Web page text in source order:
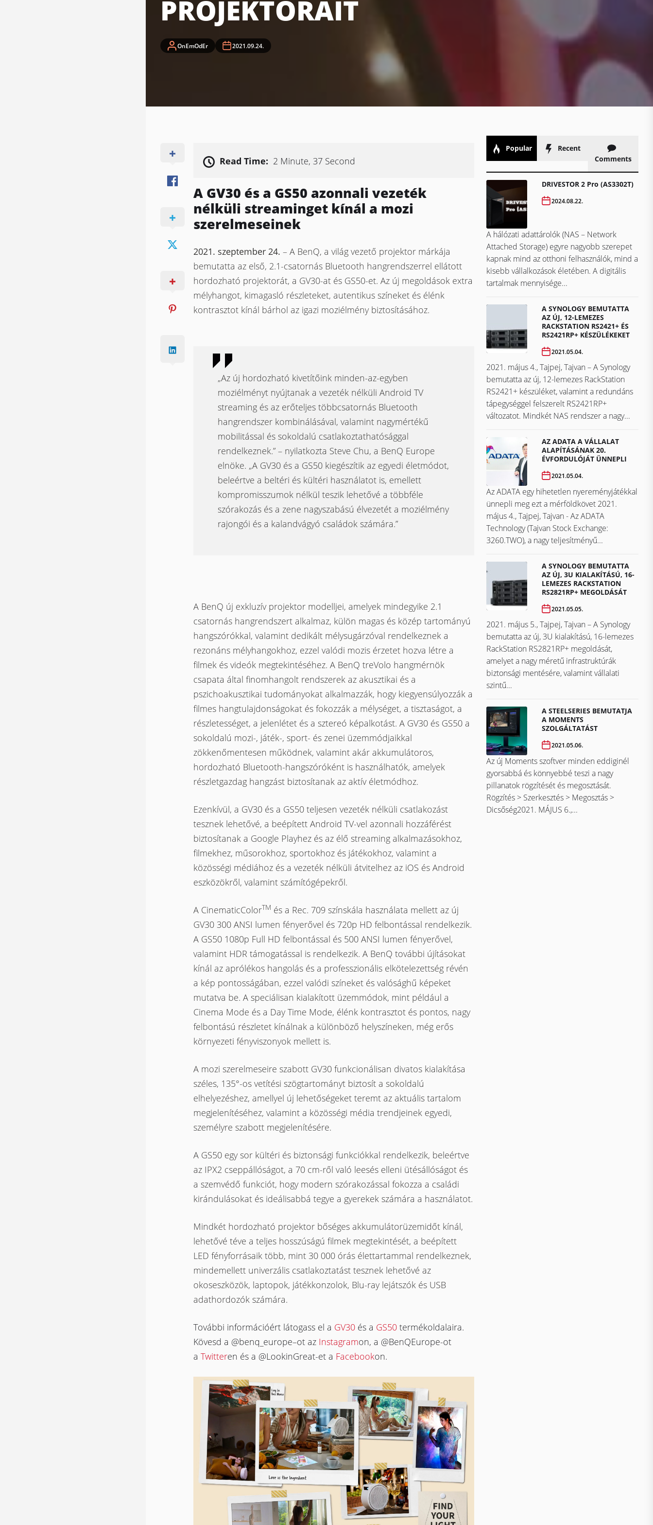
PROJEKTORAIT
OnEmOdEr 2021.09.24.
Read Time: 2 Minute, 37 Second
A GV30 és a GS50 azonnali vezeték
nélküli streaminget kínál a mozi
szerelmeseinek ​​​​​​​
2021. szeptember 24. – A BenQ, a világ vezető projektor márkája
bemutatta az első, 2.1-csatornás Bluetooth hangrendszerrel ellátott
hordozható projektorát, a GV30-at és GS50-et. Az új megoldások extra
mélyhangot, kimagasló részleteket, autentikus színeket és élénk
kontrasztot kínál bárhol az igazi moziélmény biztosításához.
„Az új hordozható kivetítőink minden-az-egyben
moziélményt nyújtanak a vezeték nélküli Android TV
streaming és az erőteljes többcsatornás Bluetooth
hangrendszer kombinálásával, valamint nagymértékű
mobilitással és sokoldalú csatlakoztathatósággal
rendelkeznek.” – nyilatkozta Steve Chu, a BenQ Europe
elnöke. „A GV30 és a GS50 kiegészítik az egyedi életmódot,
beleértve a beltéri és kültéri használatot is, emellett
kompromisszumok nélkül teszik lehetővé a többféle
szórakozás és a zene nagyszabású élvezetét a moziélmény
rajongói és a kalandvágyó családok számára.”
A BenQ új exkluzív projektor modelljei, amelyek mindegyike 2.1
csatornás hangrendszert alkalmaz, külön magas és közép tartományú
hangszórókkal, valamint dedikált mélysugárzóval rendelkeznek a
rezonáns mélyhangokhoz, ezzel valódi mozis érzetet hozva létre a
filmek és videók megtekintéséhez. A BenQ treVolo hangmérnök
csapata által finomhangolt rendszerek az akusztikai és a
pszichoakusztikai tudományokat alkalmazzák, hogy kiegyensúlyozzák a
filmes hangtulajdonságokat és fokozzák a mélységet, a tisztaságot, a
részletességet, a jelenlétet és a sztereó képalkotást. A GV30 és GS50 a
sokoldalú mozi-, játék-, sport- és zenei üzemmódjaikkal
zökkenőmentesen működnek, valamint akár akkumulátoros,
hordozható Bluetooth-hangszóróként is használhatók, amelyek
részletgazdag hangzást biztosítanak az aktív életmódhoz.
Ezenkívül, a GV30 és a GS50 teljesen vezeték nélküli csatlakozást
tesznek lehetővé, a beépített Android TV-vel azonnali hozzáférést
biztosítanak a Google Playhez és az élő streaming alkalmazásokhoz,
filmekhez, műsorokhoz, sportokhoz és játékokhoz, valamint a
közösségi médiához és a vezeték nélküli átvitelhez az iOS és Android
eszközökről, valamint számítógépekről.
A CinematicColorTM és a Rec. 709 színskála használata mellett az új
GV30 300 ANSI lumen fényerővel és 720p HD felbontással rendelkezik.
A GS50 1080p Full HD felbontással és 500 ANSI lumen fényerővel,
valamint HDR támogatással is rendelkezik. A BenQ további újításokat
kínál az aprólékos hangolás és a professzionális elkötelezettség révén
a kép pontosságában, ezzel valódi színeket és valósághű képeket
mutatva be. A speciálisan kialakított üzemmódok, mint például a
Cinema Mode és a Day Time Mode, élénk kontrasztot és pontos, nagy
felbontású részletet kínálnak a különböző helyszíneken, még erős
környezeti fényviszonyok mellett is.
A mozi szerelmeseire szabott GV30 funkcionálisan divatos kialakítása
széles, 135°-os vetítési szögtartományt biztosít a sokoldalú
elhelyezéshez, amellyel új lehetőségeket teremt az aktuális tartalom
megjelenítéséhez, valamint a közösségi média trendjeinek egyedi,
személyre szabott megjelenítésére.
A GS50 egy sor kültéri és biztonsági funkciókkal rendelkezik, beleértve
az IPX2 cseppállóságot, a 70 cm-ről való leesés elleni ütésállóságot és
a szemvédő funkciót, hogy modern szórakozással fokozza a családi
kirándulásokat és ideálisabbá tegye a gyerekek számára a használatot.
Mindkét hordozható projektor bőséges akkumulátorüzemidőt kínál,
lehetővé téve a teljes hosszúságú filmek megtekintését, a beépített
LED fényforrásaik több, mint 30 000 órás élettartammal rendelkeznek,
mindemellett univerzális csatlakoztatást tesznek lehetővé az
okoseszközök, laptopok, játékkonzolok, Blu-ray lejátszók és USB
adathordozók számára.
További információért látogass el a GV30és a GS50termékoldalaira.
Kövesd a @benq_europe–ot az Instagramon, a @BenQEurope-ot
a Twitteren és a @LookinGreat-et a Facebookon.
Popular
Recent
Comments
DRIVESTOR 2 Pro (AS3302T)
2024.08.22.
A hálózati adattárolók (NAS – Network
Attached Storage) egyre nagyobb szerepet
kapnak mind az otthoni felhasználók, mind a
kisebb vállalkozások életében. A digitális
tartalmak mennyisége...
A SYNOLOGY BEMUTATTA
AZ ÚJ, 12-LEMEZES
RACKSTATION RS2421+ ÉS
RS2421RP+ KÉSZÜLÉKEKET
2021.05.04.
2021. május 4., Tajpej, Tajvan – A Synology
bemutatta az új, 12-lemezes RackStation
RS2421+ készüléket, valamint a redundáns
tápegységgel felszerelt RS2421RP+
változatot. Mindkét NAS rendszer a nagy...
AZ ADATA A VÁLLALAT
ALAPÍTÁSÁNAK 20.
ÉVFORDULÓJÁT ÜNNEPLI
2021.05.04.
Az ADATA egy hihetetlen nyereményjátékkal
ünnepli meg ezt a mérföldkövet ​​​​​​​2021.
május 4., Tajpej, Tajvan - Az ADATA
Technology (Tajvan Stock Exchange:
3260.TWO), a nagy teljesítményű...
A SYNOLOGY BEMUTATTA
AZ ÚJ, 3U KIALAKÍTÁSÚ, 16-
LEMEZES RACKSTATION
RS2821RP+ MEGOLDÁSÁT
2021.05.05.
2021. május 5., Tajpej, Tajvan – A Synology
bemutatta az új, 3U kialakítású, 16-lemezes
RackStation RS2821RP+ megoldását,
amelyet a nagy méretű infrastruktúrák
biztonsági mentésére, valamint vállalati
szintű...
A STEELSERIES BEMUTATJA
A MOMENTS
SZOLGÁLTATÁST
2021.05.06.
Az új Moments szoftver minden eddiginél
gyorsabbá és könnyebbé teszi a nagy
pillanatok rögzítését és megosztását.
Rögzítés > Szerkesztés > Megosztás >
Dicsőség2021. MÁJUS 6.,...